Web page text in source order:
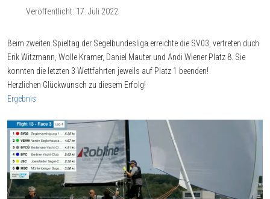
Veröffentlicht: 17. Juli 2022
Beim zweiten Spieltag der Segelbundesliga erreichte die SV03, vertreten duch
Erik Witzmann, Wolle Kramer, Daniel Mauter und Andi Wiener Platz 8. Sie
konnten die letzten 3 Wettfahrten jeweils auf Platz 1 beenden!
Herzlichen Glückwunsch zu diesem Erfolg!
Ergebnis